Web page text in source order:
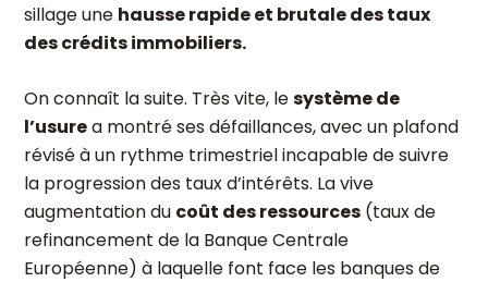
sillage une hausse rapide et brutale des taux
des crédits immobiliers.
On connaît la suite. Très vite, lesystème de
l’usurea montré ses défaillances, avec un plafond
révisé à un rythme trimestriel incapable de suivre
la progression des taux d’intérêts. La vive
augmentation du coût des ressources (taux de
refinancement de la Banque Centrale
Européenne) à laquelle font face les banques de